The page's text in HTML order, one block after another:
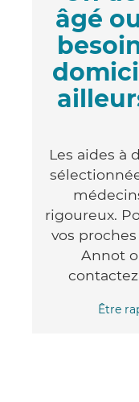
âgé
Les aides à
rigoureux.
vos
Annot
Être